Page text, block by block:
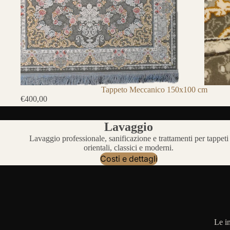
Tappeto Meccanico 150x100 cm
€400,00
Lavaggio
Lavaggio professionale, sanificazione e trattamenti per tappeti
orientali, classici e moderni.
Costi e dettagli
Le